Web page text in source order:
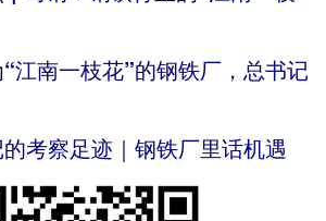
江南一枝花”的钢铁厂，总书记
察足迹｜钢铁厂里话机遇